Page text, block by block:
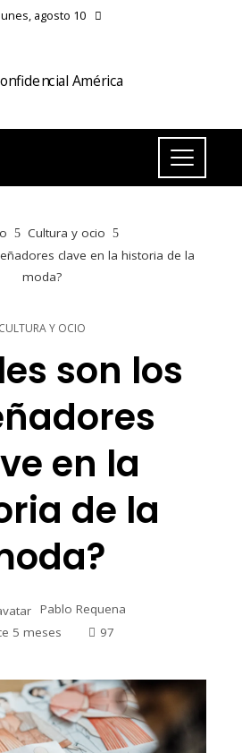
agosto 10
Cultura y ocio
clave en la historia de la
moda?
CULTURA Y OCIO
son los
en la
de la
Pablo Requena
5 meses
97